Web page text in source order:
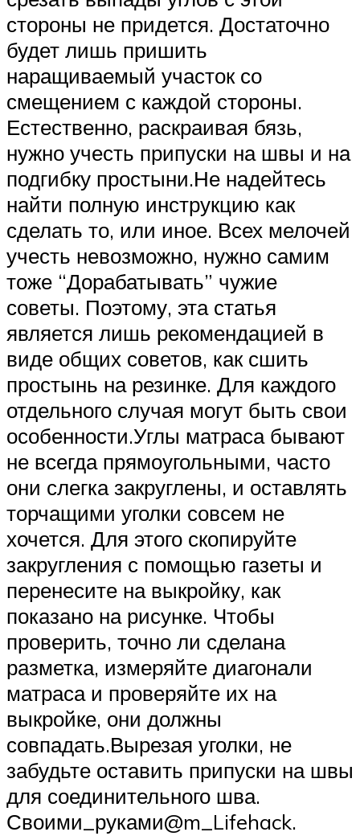
стороны не придется. Достаточно
будет лишь пришить
наращиваемый участок со
смещением с каждой стороны.
Естественно, раскраивая бязь,
нужно учесть припуски на швы и на
подгибку простыни.Не надейтесь
найти полную инструкцию как
сделать то, или иное. Всех мелочей
учесть невозможно, нужно самим
тоже “Дорабатывать” чужие
советы. Поэтому, эта статья
является лишь рекомендацией в
виде общих советов, как сшить
простынь на резинке. Для каждого
отдельного случая могут быть свои
особенности.Углы матраса бывают
не всегда прямоугольными, часто
они слегка закруглены, и оставлять
торчащими уголки совсем не
хочется. Для этого скопируйте
закругления с помощью газеты и
перенесите на выкройку, как
показано на рисунке. Чтобы
проверить, точно ли сделана
разметка, измеряйте диагонали
матраса и проверяйте их на
выкройке, они должны
совпадать.Вырезая уголки, не
забудьте оставить припуски на швы
для соединительного шва.
Своими_руками@m_Lifehack.